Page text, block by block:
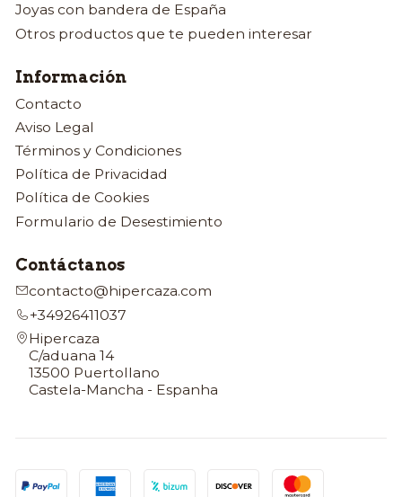
Joyas con bandera de España
Otros productos que te pueden interesar
Información
Contacto
Aviso Legal
Términos y Condiciones
Política de Privacidad
Política de Cookies
Formulario de Desestimiento
Contáctanos
contacto@hipercaza.com
+34926411037
Hipercaza
C/aduana 14
13500 Puertollano
Castela-Mancha - Espanha